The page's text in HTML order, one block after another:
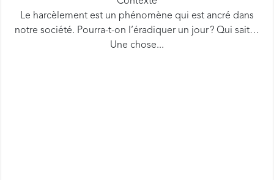
notre société. Pourra-t-on l’éradiquer un jour ? Qui sait…
Une chose...